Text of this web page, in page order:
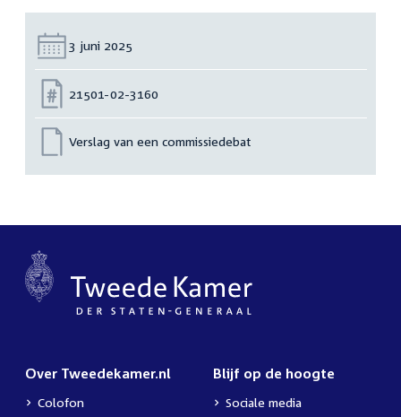
Datum:
3 juni 2025
Nummer:
21501-02-3160
Verslag van een commissiedebat
Over Tweedekamer.nl
Colofon
Blijf op de hoogte
Sociale media